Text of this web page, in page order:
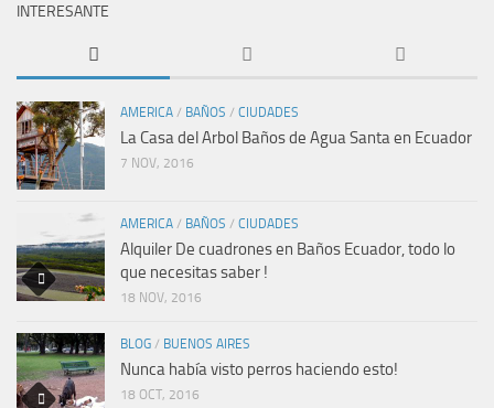
INTERESANTE
AMERICA / BAÑOS / CIUDADES
La Casa del Arbol Baños de Agua Santa en Ecuador
7 NOV, 2016
AMERICA / BAÑOS / CIUDADES
Alquiler De cuadrones en Baños Ecuador, todo lo
que necesitas saber !
18 NOV, 2016
BLOG / BUENOS AIRES
Nunca había visto perros haciendo esto!
18 OCT, 2016